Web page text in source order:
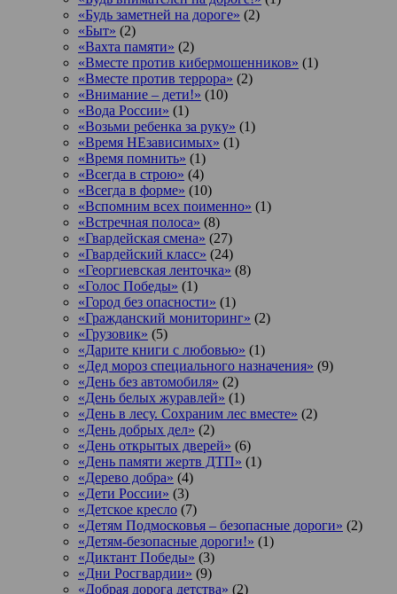
«Будь заметней на дороге» (2)
«Быт» (2)
«Вахта памяти» (2)
«Вместе против кибермошенников» (1)
«Вместе против террора» (2)
«Внимание – дети!» (10)
«Вода России» (1)
«Возьми ребенка за руку» (1)
«Время НЕзависимых» (1)
«Время помнить» (1)
«Всегда в строю» (4)
«Всегда в форме» (10)
«Вспомним всех поименно» (1)
«Встречная полоса» (8)
«Гвардейская смена» (27)
«Гвардейский класс» (24)
«Георгиевская ленточка» (8)
«Голос Победы» (1)
«Город без опасности» (1)
«Гражданский мониторинг» (2)
«Грузовик» (5)
«Дарите книги с любовью» (1)
«Дед мороз специального назначения» (9)
«День без автомобиля» (2)
«День белых журавлей» (1)
«День в лесу. Сохраним лес вместе» (2)
«День добрых дел» (2)
«День открытых дверей» (6)
«День памяти жертв ДТП» (1)
«Дерево добра» (4)
«Дети России» (3)
«Детское кресло (7)
«Детям Подмосковья – безопасные дороги» (2)
«Детям-безопасные дороги!» (1)
«Диктант Победы» (3)
«Дни Росгвардии» (9)
«Добрая дорога детства» (2)